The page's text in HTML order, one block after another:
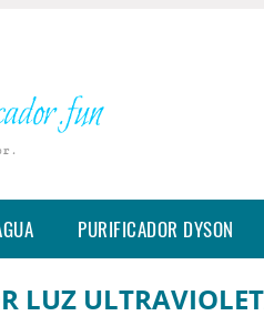
PURIFICADOR DYSON
LUZ